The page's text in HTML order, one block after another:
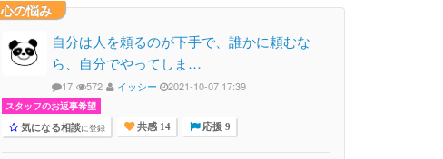
心の悩み
自分は人を頼るのが下手で、誰かに頼むな
ら、自分でやってしま…
17 572 イッシー 2021-10-07 17:39
スタッフのお返事希望
気になる相談に登録 共感 14 応援 9